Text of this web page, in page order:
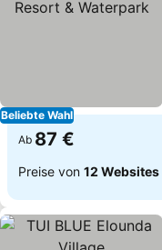
Beliebte Wahl
Ab 87 €
Preise von 12 Websites